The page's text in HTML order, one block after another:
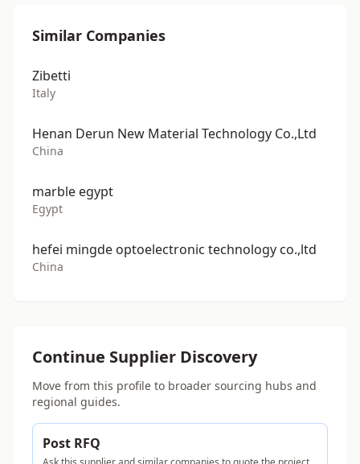
Similar Companies
Zibetti
Italy
Henan Derun New Material Technology Co.,Ltd
China
marble egypt
Egypt
hefei mingde optoelectronic technology co.,ltd
China
Continue Supplier Discovery
Move from this profile to broader sourcing hubs and
regional guides.
Post RFQ